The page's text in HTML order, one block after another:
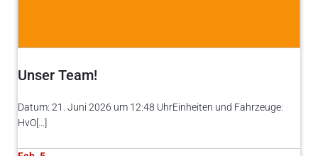
Unser Team!
Datum: 21. Juni 2026 um 12:48 UhrEinheiten und Fahrzeuge:
HvO[…]